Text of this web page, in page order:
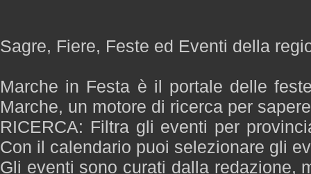
Sagre, Fiere, Feste ed Eventi della
Marche in Festa è il portale delle
Marche, un motore di ricerca per
RICERCA: Filtra gli eventi per
Con il calendario puoi selezionare gli
Gli eventi sono curati dalla redazione,